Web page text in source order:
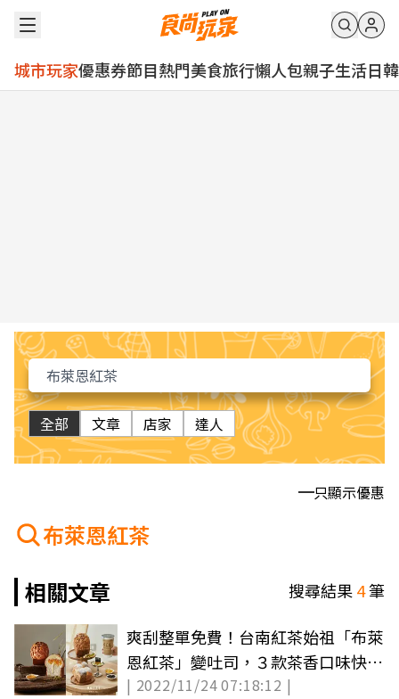
城市玩家優惠券節目熱門美食旅行懶人包親子生活日韓
全部 文章 店家 達人
只顯示優惠
布萊恩紅茶
相關文章
搜尋結果4筆
爽刮整單免費！台南紅茶始祖「布萊
恩紅茶」變吐司，３款茶香口味快閃
開吃
| 2022/11/24 07:18:12 |